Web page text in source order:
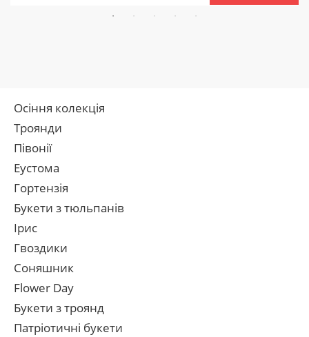
Осіння колекція
Троянди
Півонії
Еустома
Гортензія
Букети з тюльпанів
Ірис
Гвоздики
Соняшник
Flower Day
Букети з троянд
Патріотичні букети